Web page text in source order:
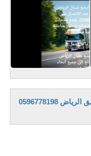
0596778198